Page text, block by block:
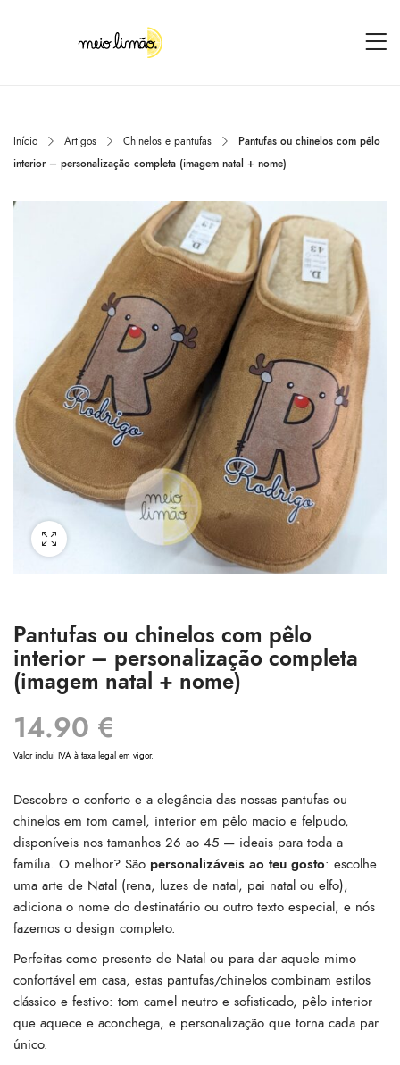
Início Artigos Chinelos e pantufas
Pantufas ou chinelos com pêlo
interior – personalização completa (imagem natal + nome)
Pantufas ou chinelos com pêlo
interior – personalização completa
(imagem natal + nome)
14.90 €
Valor inclui IVA à taxa legal em vigor.
Descobre o conforto e a elegância das nossas pantufas ou
chinelos em tom camel, interior em pêlo macio e felpudo,
disponíveis nos tamanhos 26 ao 45 — ideais para toda a
família. O melhor? São personalizáveis ao teu gosto: escolhe
uma arte de Natal (rena, luzes de natal, pai natal ou elfo),
adiciona o nome do destinatário ou outro texto especial, e nós
fazemos o design completo.
Perfeitas como presente de Natal ou para dar aquele mimo
confortável em casa, estas pantufas/chinelos combinam estilos
clássico e festivo: tom camel neutro e sofisticado, pêlo interior
que aquece e aconchega, e personalização que torna cada par
único.